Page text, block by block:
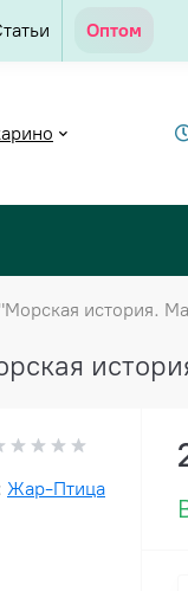
Оптом
история.
Жар-Птица